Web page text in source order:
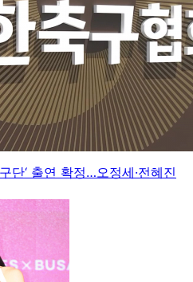
단‘ 출연 확정…오정세·전혜진